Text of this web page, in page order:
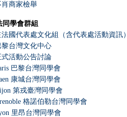
肖商家檢舉
同學會群組
法國代表處文化組（含代表處活動資訊）
黎台灣文化中心
式活動公告討論
巴黎台灣同學會
康城台灣同學會
第戎臺灣同學會
格諾伯勒台灣同學會
里昂台灣同學會